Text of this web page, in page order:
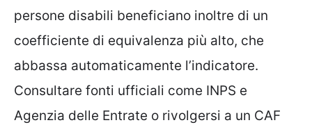
persone disabili beneficiano inoltre di un
coefficiente di equivalenza più alto, che
abbassa automaticamente l’indicatore.
Consultare fonti ufficiali come INPS e
Agenzia delle Entrate o rivolgersi a un CAF